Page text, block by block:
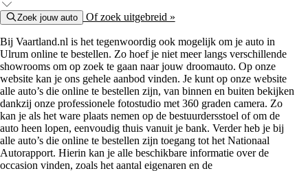
Zoek jouw auto Of zoek uitgebreid »
Bij Vaartland.nl is het tegenwoordig ook mogelijk om je auto in
Ulrum online te bestellen. Zo hoef je niet meer langs verschillende
showrooms om op zoek te gaan naar jouw droomauto. Op onze
website kan je ons gehele aanbod vinden. Je kunt op onze website
alle auto’s die online te bestellen zijn, van binnen en buiten bekijken
dankzij onze professionele fotostudio met 360 graden camera. Zo
kan je als het ware plaats nemen op de bestuurdersstoel of om de
auto heen lopen, eenvoudig thuis vanuit je bank. Verder heb je bij
alle auto’s die online te bestellen zijn toegang tot het Nationaal
Autorapport. Hierin kan je alle beschikbare informatie over de
occasion vinden, zoals het aantal eigenaren en de